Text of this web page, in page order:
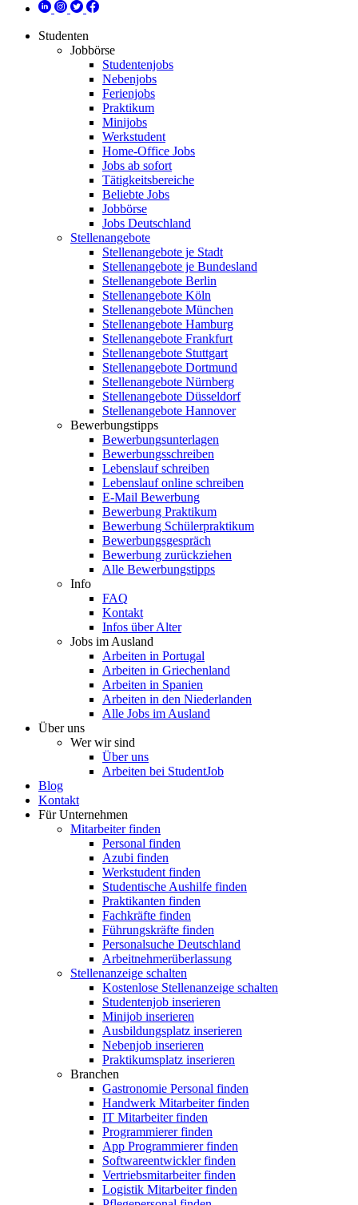
Studenten
Jobbörse
Studentenjobs
Nebenjobs
Ferienjobs
Praktikum
Minijobs
Werkstudent
Home-Office Jobs
Jobs ab sofort
Tätigkeitsbereiche
Beliebte Jobs
Jobbörse
Jobs Deutschland
Stellenangebote
Stellenangebote je Stadt
Stellenangebote je Bundesland
Stellenangebote Berlin
Stellenangebote Köln
Stellenangebote München
Stellenangebote Hamburg
Stellenangebote Frankfurt
Stellenangebote Stuttgart
Stellenangebote Dortmund
Stellenangebote Nürnberg
Stellenangebote Düsseldorf
Stellenangebote Hannover
Bewerbungstipps
Bewerbungsunterlagen
Bewerbungsschreiben
Lebenslauf schreiben
Lebenslauf online schreiben
E-Mail Bewerbung
Bewerbung Praktikum
Bewerbung Schülerpraktikum
Bewerbungsgespräch
Bewerbung zurückziehen
Alle Bewerbungstipps
Info
FAQ
Kontakt
Infos über Alter
Jobs im Ausland
Arbeiten in Portugal
Arbeiten in Griechenland
Arbeiten in Spanien
Arbeiten in den Niederlanden
Alle Jobs im Ausland
Über uns
Wer wir sind
Über uns
Arbeiten bei StudentJob
Blog
Kontakt
Für Unternehmen
Mitarbeiter finden
Personal finden
Azubi finden
Werkstudent finden
Studentische Aushilfe finden
Praktikanten finden
Fachkräfte finden
Führungskräfte finden
Personalsuche Deutschland
Arbeitnehmerüberlassung
Stellenanzeige schalten
Kostenlose Stellenanzeige schalten
Studentenjob inserieren
Minijob inserieren
Ausbildungsplatz inserieren
Nebenjob inserieren
Praktikumsplatz inserieren
Branchen
Gastronomie Personal finden
Handwerk Mitarbeiter finden
IT Mitarbeiter finden
Programmierer finden
App Programmierer finden
Softwareentwickler finden
Vertriebsmitarbeiter finden
Logistik Mitarbeiter finden